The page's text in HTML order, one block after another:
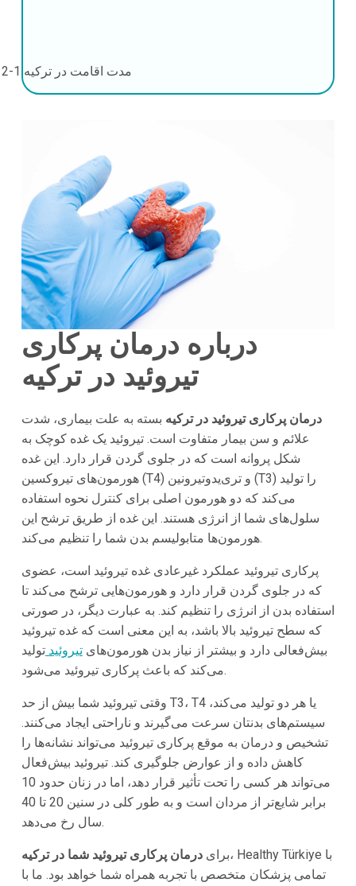
مدت اقامت در ترکیه 1-2 روز
درباره درمان پرکاری
تیروئید درترکیه
درمان پرکاری تیروئید در ترکیه بسته به علت بیماری، شدت
علائم و سن بیمار متفاوت است. تیروئید یک غده کوچک به
شکل پروانه است که در جلوی گردن قرار دارد. این غده
هورمون‌های تیروکسین (T4) و تری‌یدوتیرونین (T3) را تولید
می‌کند که دو هورمون اصلی برای کنترل نحوه استفاده
سلول‌های شما از انرژی هستند. این غده از طریق ترشح این
هورمون‌ها متابولیسم بدن شما را تنظیم می‌کند.
پرکاری تیروئید عملکرد غیرعادی غده تیروئید است، عضوی
که در جلوی گردن قرار دارد و هورمون‌هایی ترشح می‌کند تا
استفاده بدن از انرژی را تنظیم کند. به عبارت دیگر، در صورتی
که سطح تیروئید بالا باشد، به این معنی است که غده تیروئید
بیش‌فعالی دارد و بیشتر از نیاز بدن هورمون‌هایتیروئیدتولید
می‌کند که باعث پرکاری تیروئید می‌شود.
وقتی تیروئید شما بیش از حد T3، T4 یا هر دو تولید می‌کند،
سیستم‌های بدنتان سرعت می‌گیرند و ناراحتی ایجاد می‌کنند.
تشخیص و درمان به موقع پرکاری تیروئید می‌تواند نشانه‌ها را
کاهش داده و از عوارض جلوگیری کند. تیروئید بیش‌فعال
می‌تواند هر کسی را تحت تأثیر قرار دهد، اما در زنان حدود 10
برابر شایع‌تر از مردان است و به طور کلی در سنین 20 تا 40
سال رخ می‌دهد.
برایدرمان پرکاری تیروئید شما در ترکیه
، Healthy Türkiye با
تمامی پزشکان متخصص با تجربه همراه شما خواهد بود. ما با